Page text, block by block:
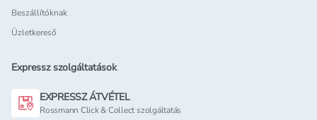
Beszállítóknak
Üzletkereső
Expressz szolgáltatások
EXPRESSZ ÁTVÉTEL
Rossmann Click & Collect szolgáltatás